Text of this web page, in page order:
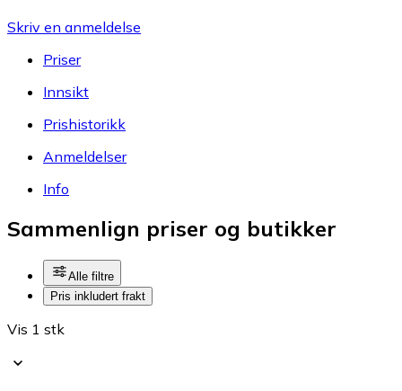
Skriv en anmeldelse
Priser
Innsikt
Prishistorikk
Anmeldelser
Info
Sammenlign priser og butikker
Alle filtre
Pris inkludert frakt
Vis 1 stk